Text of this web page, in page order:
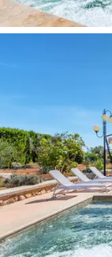
Ennek az
szűz olívaolaj,
gyümölcsök
szívében, és
Ezeknek a
lehetőség
rendezvények,
vacsorák
környezetben,